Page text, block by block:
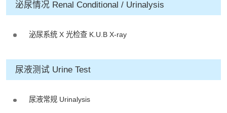
泌尿情况 Renal Conditional / Urinalysis
泌尿系统 X 光检查 K.U.B X-ray
尿液测试 Urine Test
尿液常规 Urinalysis
- 电子邮箱：cs@tchc.hk
“中环专科体检中心”致力为关注健康
站式进行全方位检查。
解，请随时与我们联系。谢谢您的支